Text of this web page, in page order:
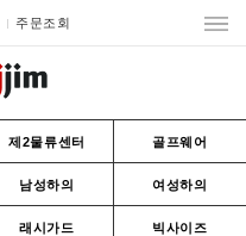
주문조회
제2물류센터 골프웨어
남성하의 여성하의
래시가드 빅사이즈